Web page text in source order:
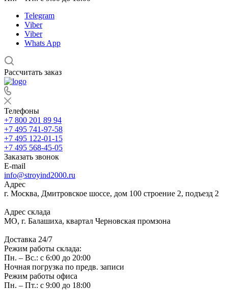
Telegram
Viber
Viber
Whats App
Рассчитать заказ
Телефоны
+7 800 201 89 94
+7 495 741-97-58
+7 495 122-01-15
+7 495 568-45-05
Заказать звонок
E-mail
info@stroyind2000.ru
Адрес
г. Москва, Дмитровское шоссе, дом 100 строение 2, подъезд 2
Адрес склада
МО, г. Балашиха, квартал Черновская промзона
Доставка 24/7
Режим работы склада:
Пн. – Вс.: с 6:00 до 20:00
Ночная погрузка по предв. записи
Режим работы офиса
Пн. – Пт.: с 9:00 до 18:00